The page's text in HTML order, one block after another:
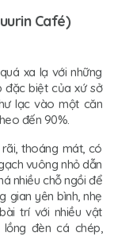
Café)
xa lạ với những
đặc biệt của xứ sở
lạc vào một căn
đến 90%.
thoáng mát, có
vuông nhỏ dẫn
nhiều chỗ ngồi để
gian yên bình, nhẹ
trí với nhiều vật
đèn cá chép,